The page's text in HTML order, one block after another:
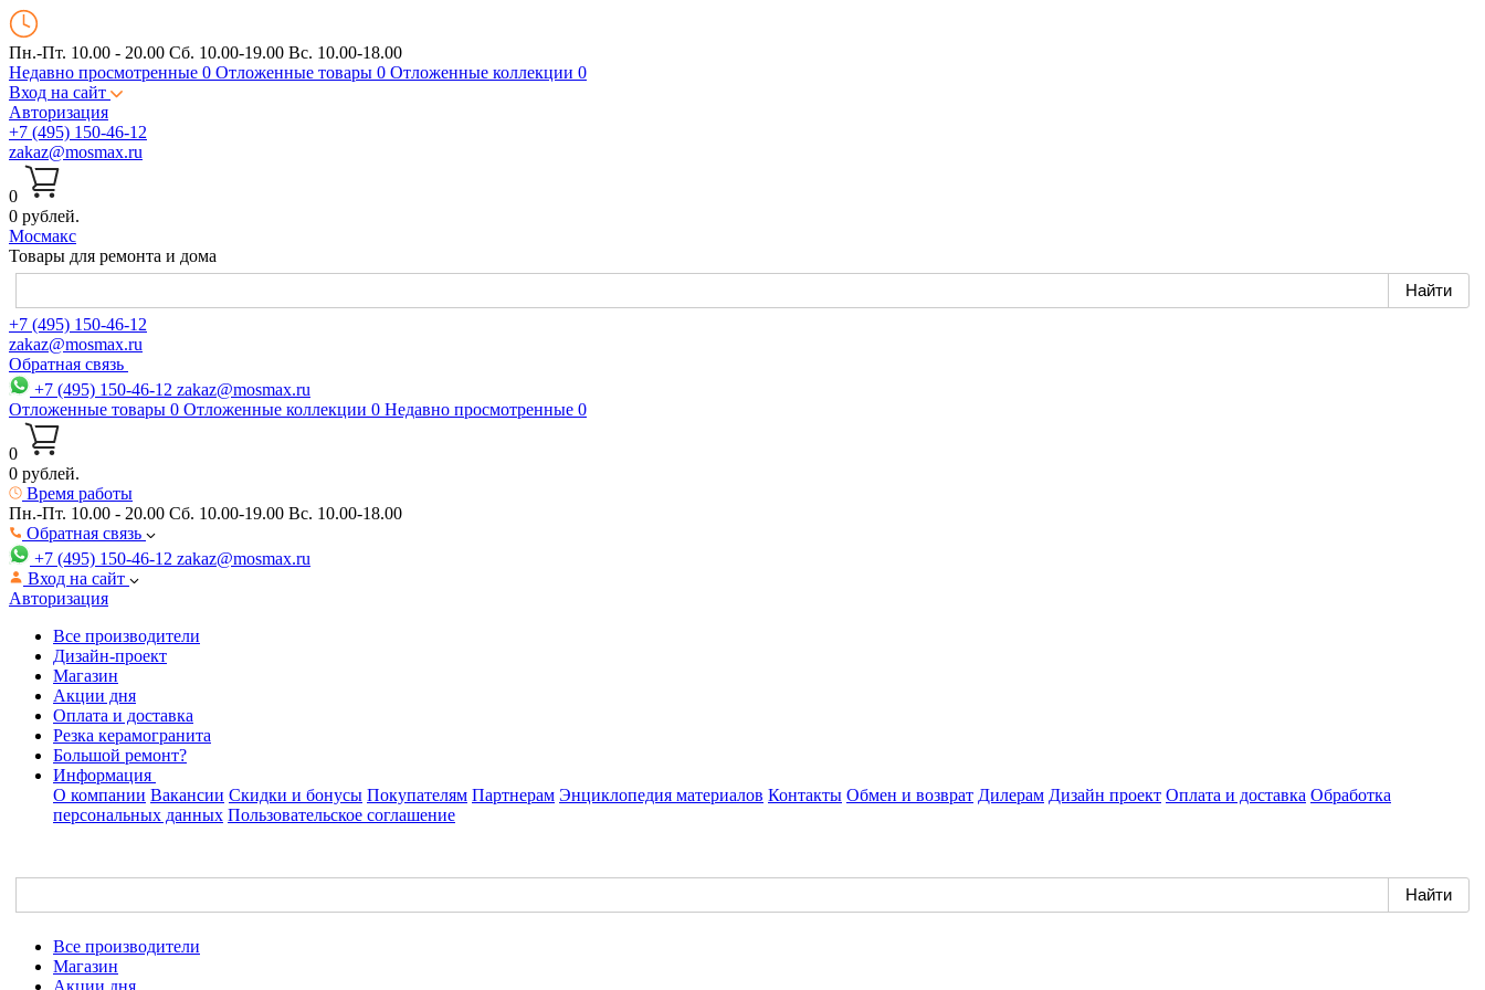
Пн.-Пт. 10.00 - 20.00 Сб. 10.00-19.00 Вс. 10.00-18.00
Недавно просмотренные 0 Отложенные товары 0 Отложенные коллекции 0
Вход на сайт
Авторизация
+7 (495) 150-46-12
zakaz@mosmax.ru
0
0 рублей.
Мосмакс
Товары для ремонта и дома
+7 (495) 150-46-12
zakaz@mosmax.ru
Обратная связь
+7 (495) 150-46-12 zakaz@mosmax.ru
Отложенные товары 0 Отложенные коллекции 0 Недавно просмотренные 0
0
0 рублей.
Время работы
Пн.-Пт. 10.00 - 20.00 Сб. 10.00-19.00 Вс. 10.00-18.00
Обратная связь
+7 (495) 150-46-12 zakaz@mosmax.ru
Вход на сайт
Авторизация
Все производители
Дизайн-проект
Магазин
Акции дня
Оплата и доставка
Резка керамогранита
Большой ремонт?
Информация
О компании Вакансии Скидки и бонусы Покупателям Партнерам Энциклопедия материалов Контакты Обмен и возврат Дилерам Дизайн проект Оплата и доставка Обработка
персональных данных Пользовательское соглашение
Все производители
Магазин
Акции дня